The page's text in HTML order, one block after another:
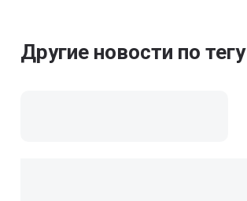
Другие новости по тегу